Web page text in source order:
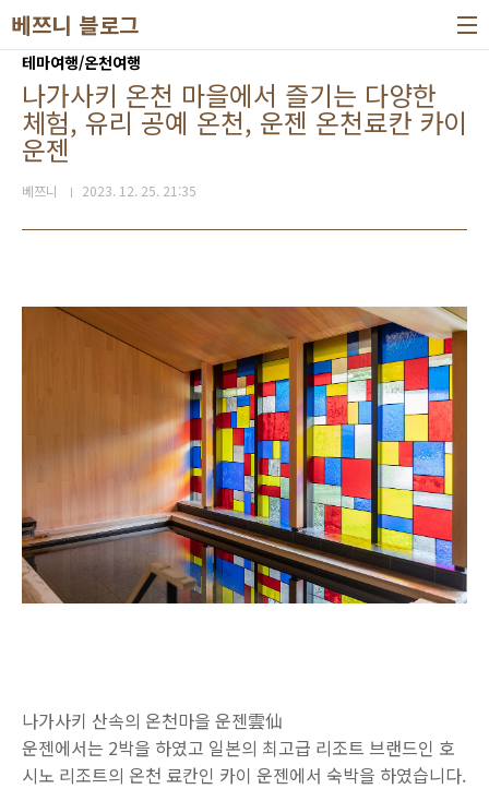
베쯔니 블로그
테마여행/온천여행
나가사키 온천 마을에서 즐기는 다양한
체험, 유리 공예 온천, 운젠 온천료칸 카이
운젠
베쯔니 2023. 12. 25. 21:35
나가사키 산속의 온천마을 운젠雲仙
운젠에서는 2박을 하였고 일본의 최고급 리조트 브랜드인 호
시노 리조트의 온천 료칸인 카이 운젠에서 숙박을 하였습니다.